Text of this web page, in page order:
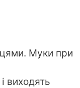
Муки при
виходять